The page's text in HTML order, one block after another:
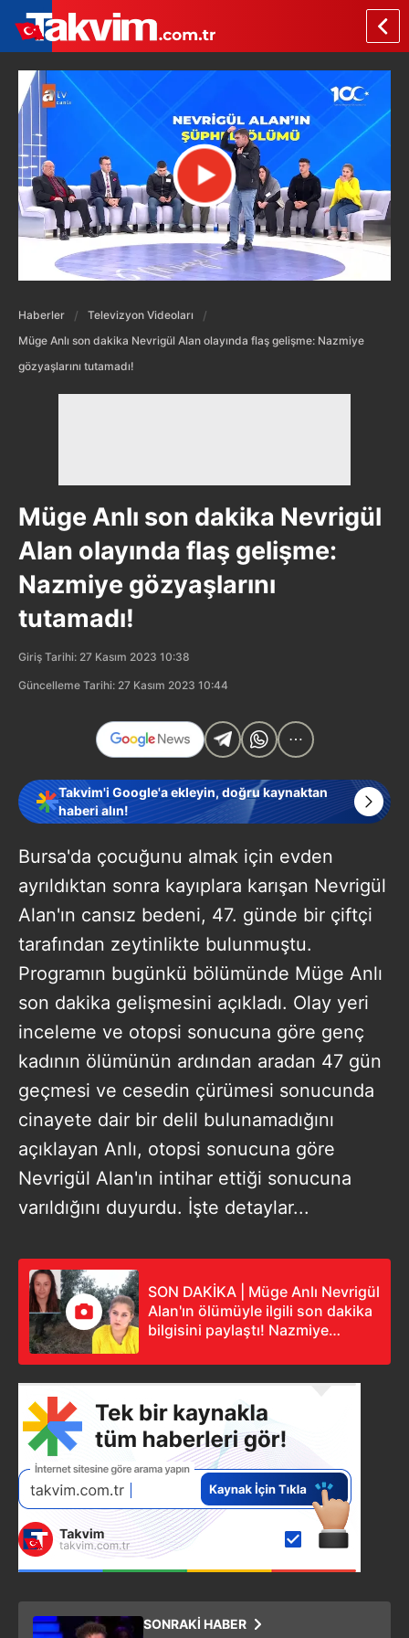
Haberler
Televizyon Videoları
Müge Anlı son dakika Nevrigül Alan olayında flaş gelişme: Nazmiye
gözyaşlarını tutamadı!
Müge Anlı son dakika Nevrigül
Alan olayında flaş gelişme:
Nazmiye gözyaşlarını
tutamadı!
Giriş Tarihi: 27 Kasım 2023 10:38
Güncelleme Tarihi: 27 Kasım 2023 10:44
Takvim'i Google'a ekleyin, doğru kaynaktan
haberi alın!
Bursa'da çocuğunu almak için evden
ayrıldıktan sonra kayıplara karışan Nevrigül
Alan'ın cansız bedeni, 47. günde bir çiftçi
tarafından zeytinlikte bulunmuştu.
Programın bugünkü bölümünde Müge Anlı
son dakika gelişmesini açıkladı. Olay yeri
inceleme ve otopsi sonucuna göre genç
kadının ölümünün ardından aradan 47 gün
geçmesi ve cesedin çürümesi sonucunda
cinayete dair bir delil bulunamadığını
açıklayan Anlı, otopsi sonucuna göre
Nevrigül Alan'ın intihar ettiği sonucuna
varıldığını duyurdu. İşte detaylar...
SON DAKİKA | Müge Anlı Nevrigül
Alan'ın ölümüyle ilgili son dakika
bilgisini paylaştı! Nazmiye
SONRAKİ HABER